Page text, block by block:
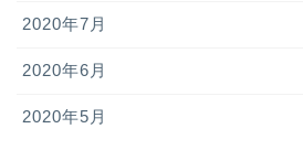
2020年7月
2020年6月
2020年5月